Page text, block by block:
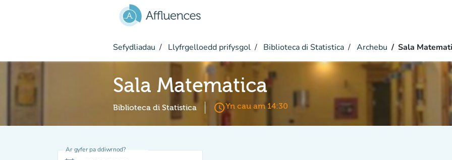
Sefydliadau Llyfrgelloedd prifysgol Biblioteca di Statistica Archebu Sala
Sala Matematica
Biblioteca di Statistica access_timeYn cau am 14:30
Ar gyfer pa ddiwrnod?